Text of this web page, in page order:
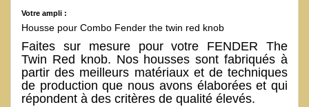
Votre ampli :
Housse pour Combo Fender the twin red knob
Faites sur mesure pour votre FENDER The
Twin Red knob. Nos housses sont fabriqués à
partir des meilleurs matériaux et de techniques
de production que nous avons élaborées et qui
répondent à des critères de qualité élevés.